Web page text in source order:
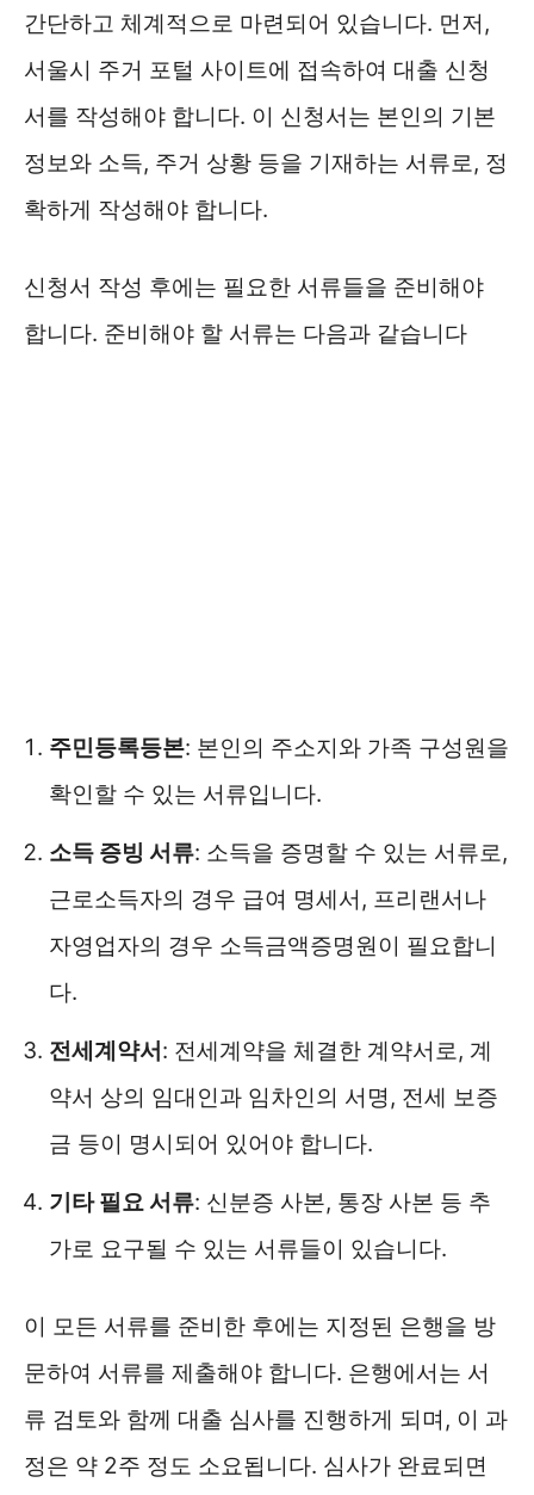
간단하고 체계적으로 마련되어 있습니다. 먼저,
서울시 주거 포털 사이트에 접속하여 대출 신청
서를 작성해야 합니다. 이 신청서는 본인의 기본
정보와 소득, 주거 상황 등을 기재하는 서류로, 정
확하게 작성해야 합니다.
신청서 작성 후에는 필요한 서류들을 준비해야
합니다. 준비해야 할 서류는 다음과 같습니다
주민등록등본: 본인의 주소지와 가족 구성원을
확인할 수 있는 서류입니다.
소득 증빙 서류: 소득을 증명할 수 있는 서류로,
근로소득자의 경우 급여 명세서, 프리랜서나
자영업자의 경우 소득금액증명원이 필요합니
다.
전세계약서 : 전세계약을 체결한 계약서로, 계
약서 상의 임대인과 임차인의 서명, 전세 보증
금 등이 명시되어 있어야 합니다.
기타 필요 서류: 신분증 사본, 통장 사본 등 추
가로 요구될 수 있는 서류들이 있습니다.
이 모든 서류를 준비한 후에는 지정된 은행을 방
문하여 서류를 제출해야 합니다. 은행에서는 서
류 검토와 함께 대출 심사를 진행하게 되며, 이 과
정은 약 2주 정도 소요됩니다. 심사가 완료되면